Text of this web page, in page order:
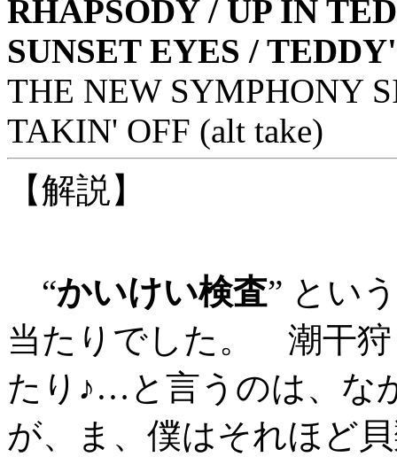
RHAPSODY / UP IN
SUNSET EYES /
THE NEW SYMPHONY
TAKIN' OFF (alt take)
【解説】
“かいけい検査” とい
当たりでした。 潮干狩
たり♪…と言うのは、な
が、ま、僕はそれほど